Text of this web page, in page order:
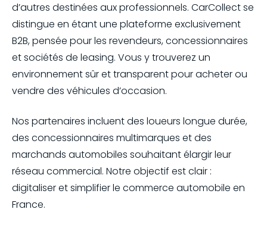
d’autres destinées aux professionnels. CarCollect se
distingue en étant une plateforme exclusivement
B2B, pensée pour les revendeurs, concessionnaires
et sociétés de leasing. Vous y trouverez un
environnement sûr et transparent pour acheter ou
vendre des véhicules d’occasion.
Nos partenaires incluent des loueurs longue durée,
des concessionnaires multimarques et des
marchands automobiles souhaitant élargir leur
réseau commercial. Notre objectif est clair :
digitaliser et simplifier le commerce automobile en
France.